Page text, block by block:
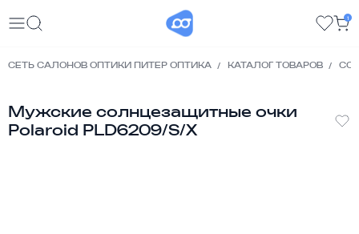
1
СЕТЬ САЛОНОВ ОПТИКИ ПИТЕР ОПТИКА КАТАЛОГ ТОВАРОВ
Мужские солнцезащитные очки
Polaroid PLD6209/S/X